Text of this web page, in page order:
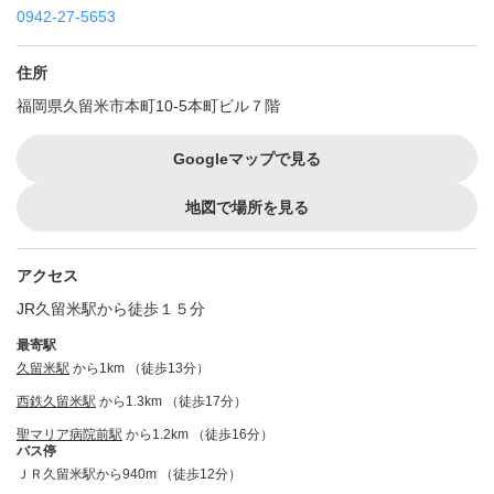
0942-27-5653
住所
福岡県久留米市本町10-5本町ビル７階
Googleマップで見る
地図で場所を見る
アクセス
JR久留米駅から徒歩１５分
最寄駅
久留米駅 から1km （徒歩13分）
西鉄久留米駅 から1.3km （徒歩17分）
聖マリア病院前駅 から1.2km （徒歩16分）
バス停
ＪＲ久留米駅から940m （徒歩12分）